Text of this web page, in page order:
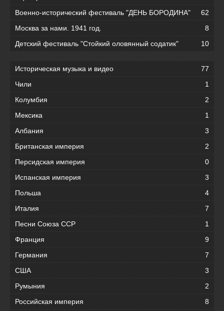
Военно-исторический фестиваль "ДЕНЬ БОРОДИНА"
62
Москва за нами. 1941 год.
8
Детский фестиваль "Стойкий оловянный содатик"
10
Историческая музыка и видео
77
Чили
1
Колумбия
2
Мексика
1
Албания
3
Британская империя
2
Персидская империя
0
Испанская империя
3
Польша
4
Италия
7
Песни Союза ССР
1
Франция
9
Германия
7
США
3
Румыния
2
Российская империя
8